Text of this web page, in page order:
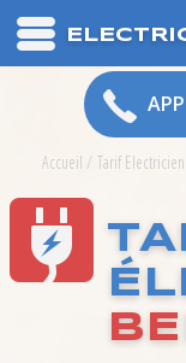
Accueil / Tarif